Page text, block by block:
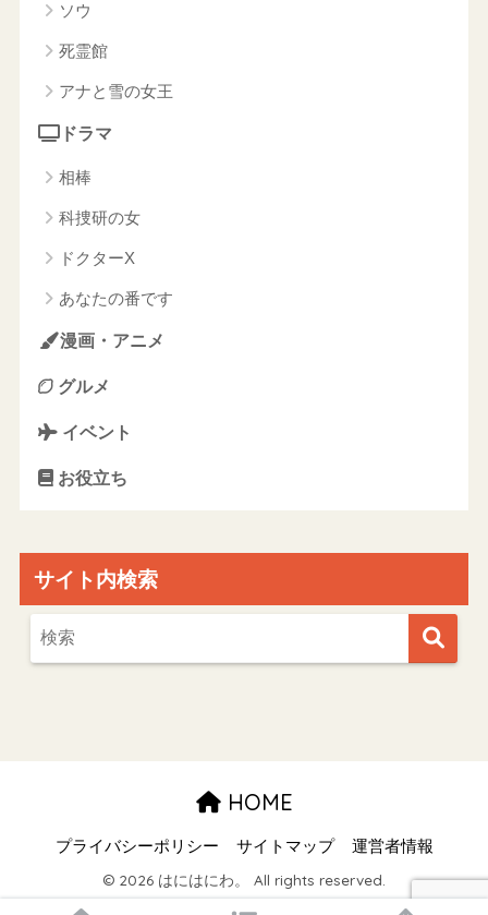
ソウ
死霊館
アナと雪の女王
ドラマ
相棒
科捜研の女
ドクターX
あなたの番です
漫画・アニメ
グルメ
イベント
お役立ち
サイト内検索
HOME
プライバシーポリシー サイトマップ 運営者情報
© 2026 はにはにわ。 All rights reserved.